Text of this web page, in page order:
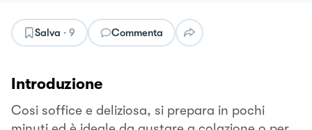
Salva · 9 Commenta
Introduzione
Cosi soffice e deliziosa, si prepara in pochi